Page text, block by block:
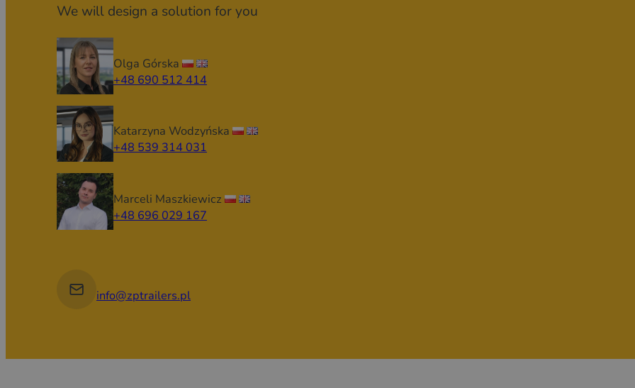
We will design a solution for you
Olga Górska
+48 690 512 414
Katarzyna Wodzyńska
+48 539 314 031
Marceli Maszkiewicz
+48 696 029 167
info@zptrailers.pl